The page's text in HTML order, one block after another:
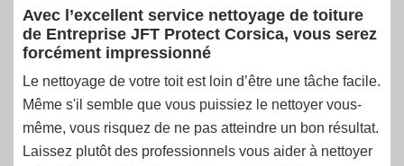
Avec l’excellent service nettoyage de toiture
de Entreprise JFT Protect Corsica, vous serez
forcément impressionné
Le nettoyage de votre toit est loin d’être une tâche facile.
Même s'il semble que vous puissiez le nettoyer vous-
même, vous risquez de ne pas atteindre un bon résultat.
Laissez plutôt des professionnels vous aider à nettoyer